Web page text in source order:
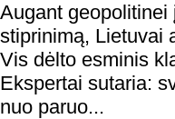
Augant
stiprinimą, Lietuvai
Vis dėlto esminis
Ekspertai sutaria:
nuo paruo...